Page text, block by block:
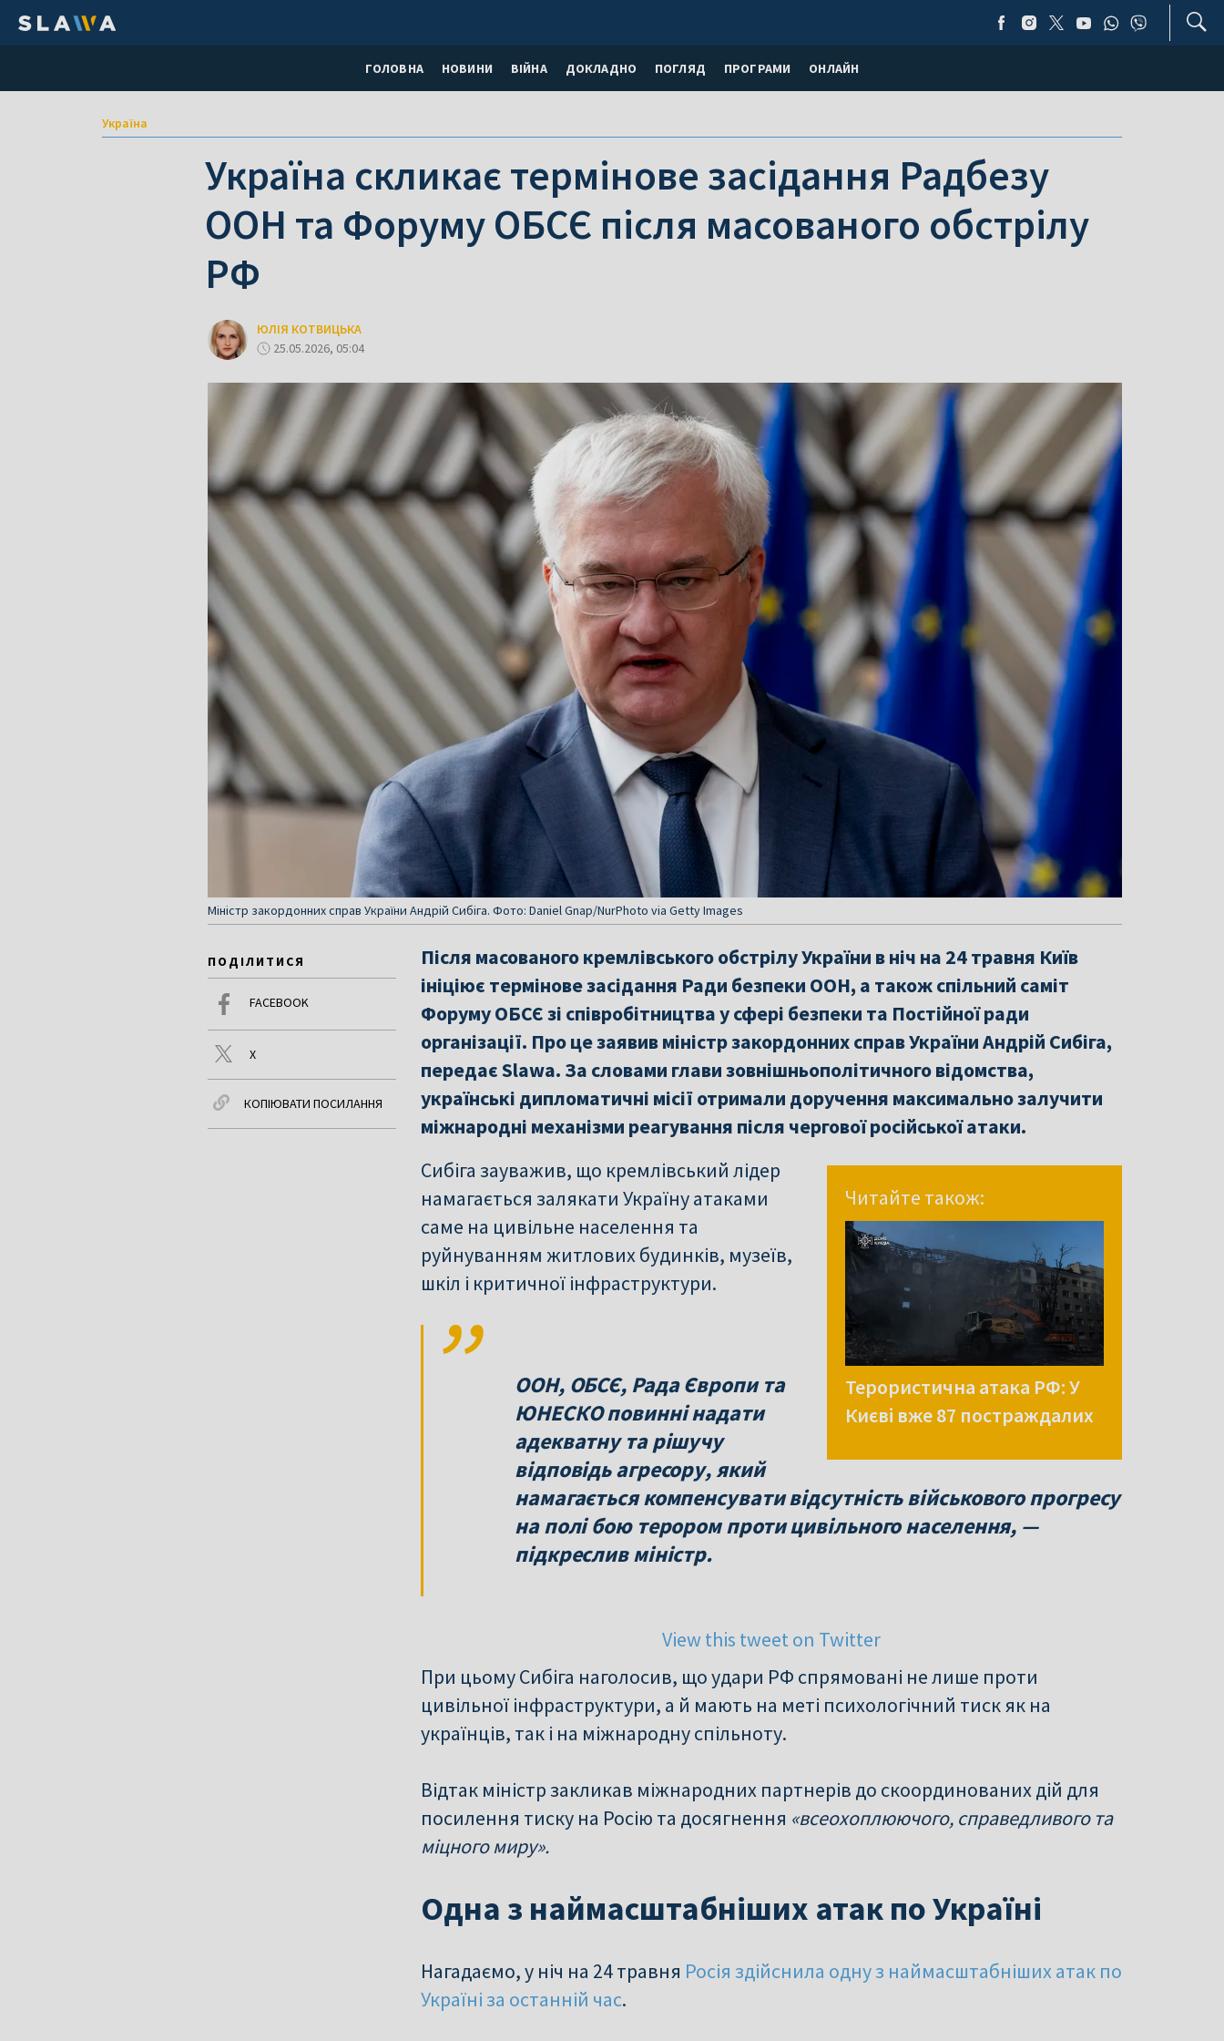
ГОЛОВНА НОВИНИ ВІЙНА ДОКЛАДНО ПОГЛЯД ПРОГРАМИ ОНЛАЙН
Україна
Україна скликає термінове засідання Радбезу
ООН та Форуму ОБСЄ після масованого обстрілу
РФ
ЮЛІЯ КОТВИЦЬКА
25.05.2026, 05:04
Міністр закордонних справ України Андрій Сибіга. Фото: Daniel Gnap/NurPhoto via Getty Images
ПОДІЛИТИСЯ
FACEBOOK
X
КОПІЮВАТИ ПОСИЛАННЯ
Після масованого кремлівського обстрілу України в ніч на 24 травня Київ
ініціює термінове засідання Ради безпеки ООН, а також спільний саміт
Форуму ОБСЄ зі співробітництва у сфері безпеки та Постійної ради
організації. Про це заявив міністр закордонних справ України Андрій Сибіга,
передає Slawa. За словами глави зовнішньополітичного відомства,
українські дипломатичні місії отримали доручення максимально залучити
міжнародні механізми реагування після чергової російської атаки.
Читайте також:
Терористична атака РФ: У
Києві вже 87 постраждалих
Сибіга зауважив, що кремлівський лідер
намагається залякати Україну атаками
саме на цивільне населення та
руйнуванням житлових будинків, музеїв,
шкіл і критичної інфраструктури.
ООН, ОБСЄ, Рада Європи та
ЮНЕСКО повинні надати
адекватну та рішучу
відповідь агресору, який
намагається компенсувати відсутність військового прогресу
на полі бою терором проти цивільного населення, —
підкреслив міністр.
View this tweet on Twitter
При цьому Сибіга наголосив, що удари РФ спрямовані не лише проти
цивільної інфраструктури, а й мають на меті психологічний тиск як на
українців, так і на міжнародну спільноту.
Відтак міністр закликав міжнародних партнерів до скоординованих дій для
посилення тиску на Росію та досягнення «всеохоплюючого, справедливого та
міцного миру».
Одна з наймасштабніших атак по Україні
Нагадаємо, у ніч на 24 травня Росія здійснила одну з наймасштабніших атак по
Україні за останній час.